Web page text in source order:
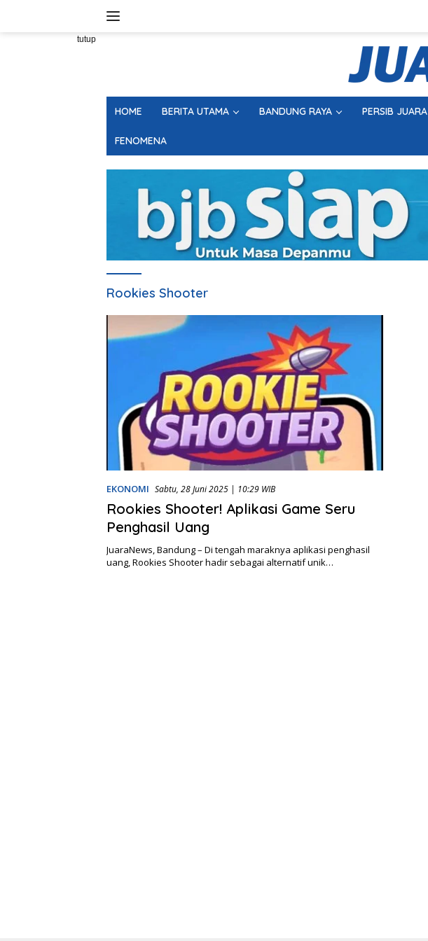
tutup
HOME BERITA UTAMA BANDUNG RAYA PERSIB JUARA
FENOMENA
Rookies Shooter
EKONOMI Sabtu, 28 Juni 2025 | 10:29 WIB
Rookies Shooter! Aplikasi Game Seru
Penghasil Uang
JuaraNews, Bandung – Di tengah maraknya aplikasi penghasil
uang, Rookies Shooter hadir sebagai alternatif unik…